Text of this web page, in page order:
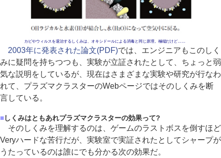
カビやウィルスを退治するしくみは、オキシドールによる消毒と同じ原理。極端だけど……
2003年に発表された論文(PDF)では、エンジニアもこのしく
みに疑問を持ちつつも、実験が立証されたとして、ちょっと弱
気な説明をしているが、現在はさまざまな実験や研究が行なわ
れて、プラズマクラスターのWebページではそのしくみを断
言している。
■しくみはともあれプラズマクラスターの効果って?
そのしくみを理解するのは、ゲームのラストボスを倒すほど
Veryハードな苦行だが、実験室で実証されたとしてシャープが
うたっているのは誰にでも分かる次の効果だ。